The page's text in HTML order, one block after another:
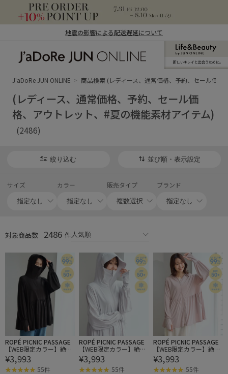
地震の影響による配送遅延について
ン オンライン）
新しいキレイと出合うために。
J'aDoRe JUN ONLINE 商品検索 (レディース、通常価格、予約、セール価
(レディース、通常価格、予約、セール価
格、アウトレット、#夏の機能素材アイテム)
(2486)
絞り込む 並び順・表示設定
サイズ カラー 販売タイプ ブランド
対象商品数 2486 件
ROPÉ PICNIC PASSAGE
【WEB限定カラー】絶対
焼けたくないUVパーカ
ー/UVカット・接触冷感
¥3,993
55件
ROPÉ PICNIC PASSAGE
【WEB限定カラー】絶対
焼けたくないUVパーカ
ー/UVカット・接触冷感
¥3,993
55件
ROPÉ PICNIC PASSAGE
【WEB限定カラー】絶対
焼けたくないUVパーカ
ー/UVカット・接触冷感
¥3,993
55件